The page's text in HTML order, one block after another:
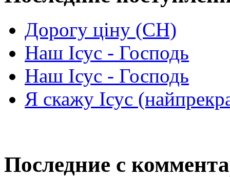
Дорогу ціну (СН)
Наш Ісус - Господь
Наш Ісус - Господь
Я скажу Ісус
Последние с